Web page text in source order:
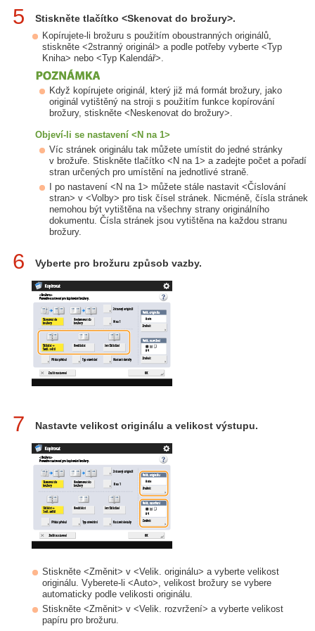
5 Stiskněte tlačítko <Skenovat do brožury>.
Kopírujete-li brožuru s použitím oboustranných originálů,
stiskněte <2stranný originál> a podle potřeby vyberte <Typ
Kniha> nebo <Typ Kalendář>.
Když kopírujete originál, který již má formát brožury, jako
originál vytištěný na stroji s použitím funkce kopírování
brožury, stiskněte <Neskenovat do brožury>.
Objeví-li se nastavení <N na 1>
Víc stránek originálu tak můžete umístit do jedné stránky
v brožuře. Stiskněte tlačítko <N na 1> a zadejte počet a pořadí
stran určených pro umístění na jednotlivé straně.
I po nastavení <N na 1> můžete stále nastavit <Číslování
stran> v <Volby> pro tisk čísel stránek. Nicméně, čísla stránek
nemohou být vytištěna na všechny strany originálního
dokumentu. Čísla stránek jsou vytištěna na každou stranu
brožury.
6 Vyberte pro brožuru způsob vazby.
7 Nastavte velikost originálu a velikost výstupu.
Stiskněte <Změnit> v <Velik. originálu> a vyberte velikost
originálu. Vyberete-li <Auto>, velikost brožury se vybere
automaticky podle velikosti originálu.
Stiskněte <Změnit> v <Velik. rozvržení> a vyberte velikost
papíru pro brožuru.